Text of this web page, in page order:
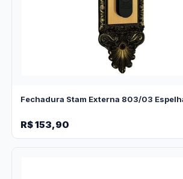
Fechadura Stam Externa 803/03
R$ 153,90